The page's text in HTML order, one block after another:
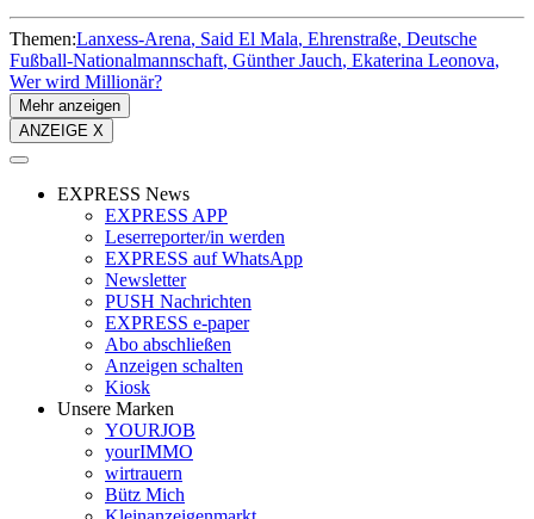
Themen:Lanxess-Arena Said El Mala Ehrenstraße Deutsche
Fußball-Nationalmannschaft Günther Jauch Ekaterina Leonova
Wer wird Millionär?
Mehr anzeigen
ANZEIGE X
EXPRESS News
EXPRESS APP
Leserreporter/in werden
EXPRESS auf WhatsApp
Newsletter
PUSH Nachrichten
EXPRESS e-paper
Abo abschließen
Anzeigen schalten
Kiosk
Unsere Marken
YOURJOB
yourIMMO
wirtrauern
Bütz Mich